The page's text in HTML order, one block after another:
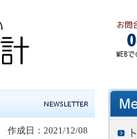
作成日：2021/12/08